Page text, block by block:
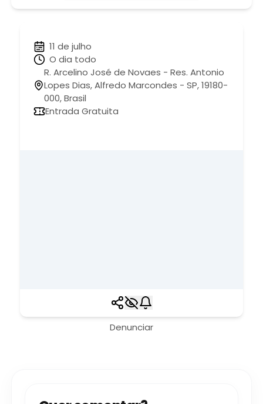
11 de julho
O dia todo
R. Arcelino José de Novaes - Res. Antonio
Lopes Dias, Alfredo Marcondes - SP, 19180-
000, Brasil
Entrada Gratuita
Denunciar